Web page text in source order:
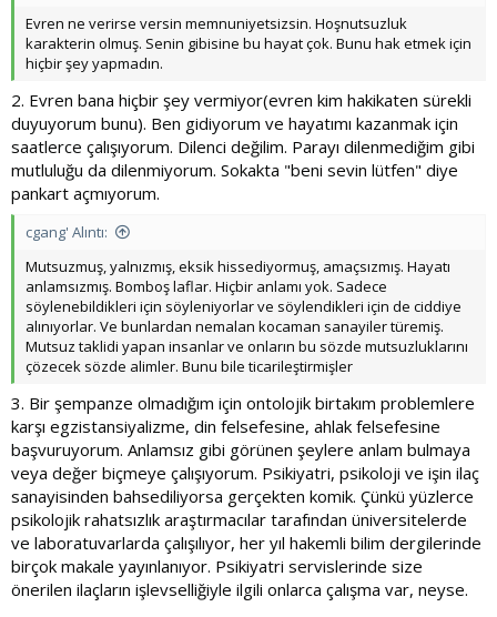
Evren ne verirse versin memnuniyetsizsin. Hoşnutsuzluk
karakterin olmuş. Senin gibisine bu hayat çok. Bunu hak etmek için
hiçbir şey yapmadın.
2. Evren bana hiçbir şey vermiyor(evren kim hakikaten sürekli
duyuyorum bunu). Ben gidiyorum ve hayatımı kazanmak için
saatlerce çalışıyorum. Dilenci değilim. Parayı dilenmediğim gibi
mutluluğu da dilenmiyorum. Sokakta "beni sevin lütfen" diye
pankart açmıyorum.
cgang' Alıntı:
Mutsuzmuş, yalnızmış, eksik hissediyormuş, amaçsızmış. Hayatı
anlamsızmış. Bomboş laflar. Hiçbir anlamı yok. Sadece
söylenebildikleri için söyleniyorlar ve söylendikleri için de ciddiye
alınıyorlar. Ve bunlardan nemalan kocaman sanayiler türemiş.
Mutsuz taklidi yapan insanlar ve onların bu sözde mutsuzluklarını
çözecek sözde alimler. Bunu bile ticarileştirmişler
3. Bir şempanze olmadığım için ontolojik birtakım problemlere
karşı egzistansiyalizme, din felsefesine, ahlak felsefesine
başvuruyorum. Anlamsız gibi görünen şeylere anlam bulmaya
veya değer biçmeye çalışıyorum. Psikiyatri, psikoloji ve işin ilaç
sanayisinden bahsediliyorsa gerçekten komik. Çünkü yüzlerce
psikolojik rahatsızlık araştırmacılar tarafından üniversitelerde
ve laboratuvarlarda çalışılıyor, her yıl hakemli bilim dergilerinde
birçok makale yayınlanıyor. Psikiyatri servislerinde size
önerilen ilaçların işlevselliğiyle ilgili onlarca çalışma var, neyse.